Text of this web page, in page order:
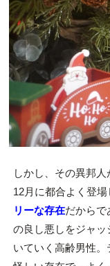
しかし、その異邦人
12月に都合よく登場
リーな存在だからで
の良し悪しをジャッ
いていく高齢男性